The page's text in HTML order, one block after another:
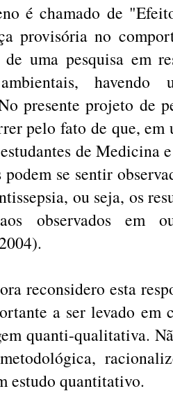
é chamado de
provisória no
uma pesquisa em
havendo
presente projeto de
pelo fato de que, em
de Medicina
se sentir
ou seja, os
observados em
reconsidero esta
a ser levado em
quanti-qualitativa.
estudo quantitativo.